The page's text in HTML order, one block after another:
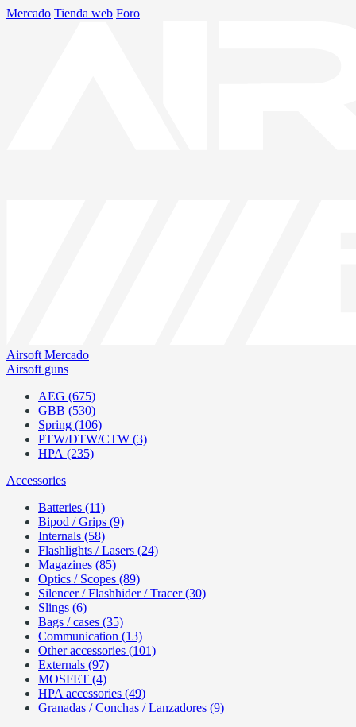
Mercado Tienda web Foro
Airsoft Mercado
Airsoft guns
AEG (675)
GBB (530)
Spring (106)
PTW/DTW/CTW (3)
HPA (235)
Accessories
Batteries (11)
Bipod / Grips (9)
Internals (58)
Flashlights / Lasers (24)
Magazines (85)
Optics / Scopes (89)
Silencer / Flashhider / Tracer (30)
Slings (6)
Bags / cases (35)
Communication (13)
Other accessories (101)
Externals (97)
MOSFET (4)
HPA accessories (49)
Granadas / Conchas / Lanzadores (9)